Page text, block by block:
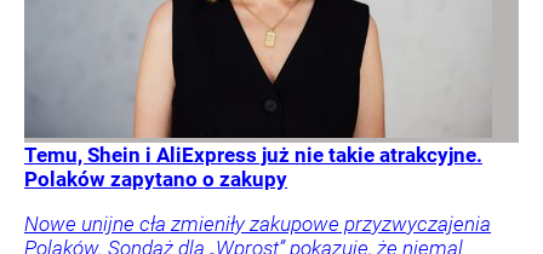
Temu, Shein i AliExpress już nie takie atrakcyjne.
Polaków zapytano o zakupy
Nowe unijne cła zmieniły zakupowe przyzwyczajenia
Polaków. Sondaż dla „Wprost” pokazuje, że niemal